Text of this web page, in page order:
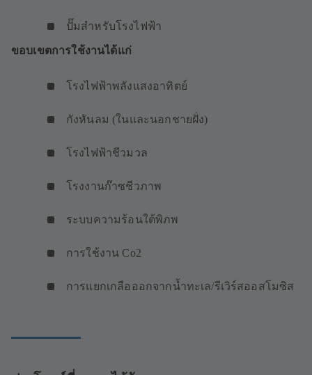
ปั๊มสำหรับโรงไฟฟ้า
ขอบเขตการใช้งานได้แก่
โรงไฟฟ้าพลังแสงอาทิตย์
กังหันลม (ในและนอกชายฝั่ง)
โรงไฟฟ้าชีวมวล
โรงงานก๊าซชีวภาพ
ระบบความร้อนใต้พิภพ
การใช้งาน Co2
การแยกเกลือออกจากน้ำทะเล/รีเวิร์สออสโมซิส